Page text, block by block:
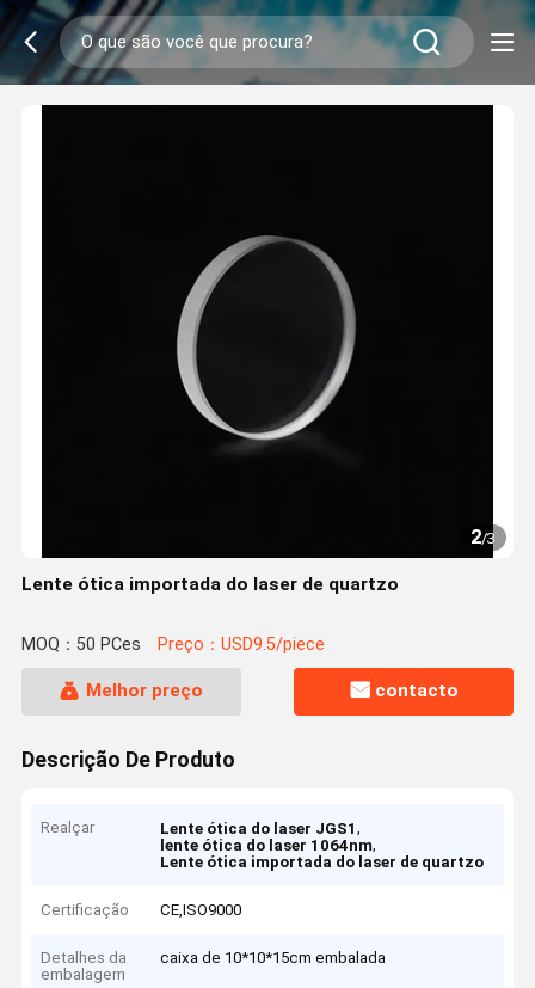
2/3
Lente ótica importada do laser de quartzo
MOQ：50 PCes Preço：USD9.5/piece
Melhor preço contacto
Descrição De Produto
Realçar Lente ótica do laser JGS1,
lente ótica do laser 1064nm,
Lente ótica importada do laser de quartzo
Certificação CE,ISO9000
Detalhes da
embalagem
caixa de 10*10*15cm embalada